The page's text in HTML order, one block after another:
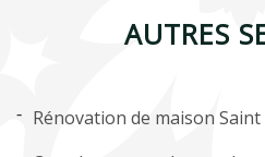
AUTRES
Rénovation de maison